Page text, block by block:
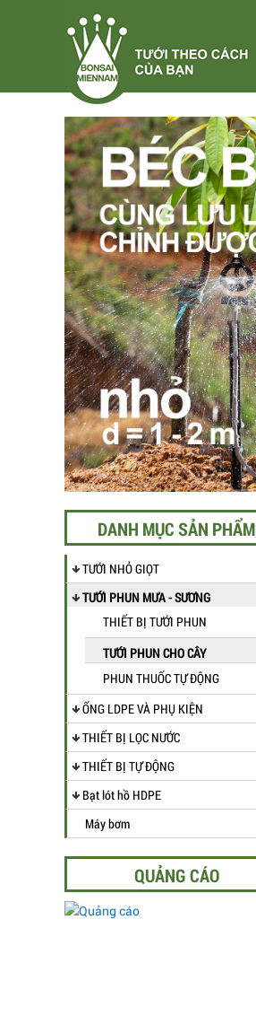
DANH MỤC SẢN PHẨM
TƯỚI NHỎ GIỌT
TƯỚI PHUN MƯA - SƯƠNG
THIẾT BỊ TƯỚI PHUN
TƯỚI PHUN CHO CÂY
PHUN THUỐC TỰ ĐỘNG
ỐNG LDPE VÀ PHỤ KIỆN
THIẾT BỊ LỌC NƯỚC
THIẾT BỊ TỰ ĐỘNG
Bạt lót hồ HDPE
Máy bơm
QUẢNG CÁO